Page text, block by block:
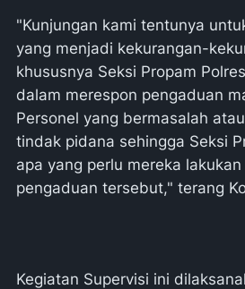
"Kunjungan kami tentunya
yang menjadi kekurangan-
khususnya Seksi Propam
dalam merespon pengaduan
Personel yang bermasalah
tindak pidana sehingga Seksi
apa yang perlu mereka
pengaduan tersebut," terang
Kegiatan Supervisi ini